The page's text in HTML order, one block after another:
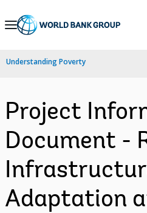
Skip
Navigation
Understanding Poverty
Project
Document -
Adaptation